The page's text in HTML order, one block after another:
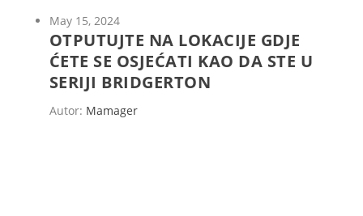
May 15, 2024
OTPUTUJTE NA LOKACIJE GDJE
ĆETE SE OSJEĆATI KAO DA STE U
SERIJI BRIDGERTON
Autor: Mamager